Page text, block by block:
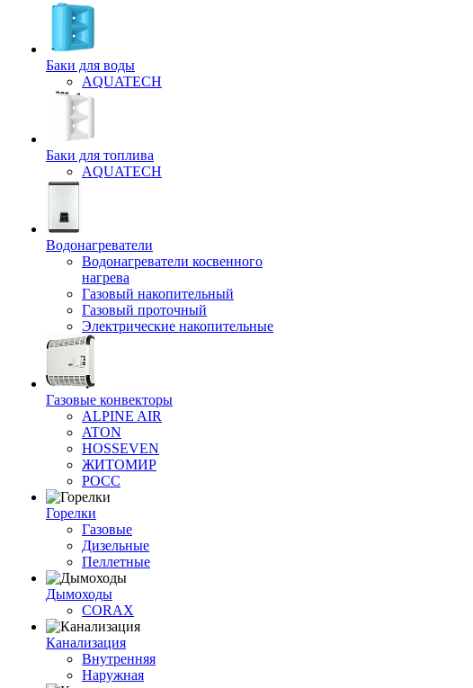
Баки для воды
AQUATECH
Баки для топлива
AQUATECH
Водонагреватели
Водонагреватели косвенного
нагрева
Газовый накопительный
Газовый проточный
Электрические накопительные
Газовые конвекторы
ALPINE AIR
ATON
HOSSEVEN
ЖИТОМИР
РОСС
Горелки
Газовые
Дизельные
Пеллетные
Дымоходы
CORAX
Канализация
Внутренняя
Наружная